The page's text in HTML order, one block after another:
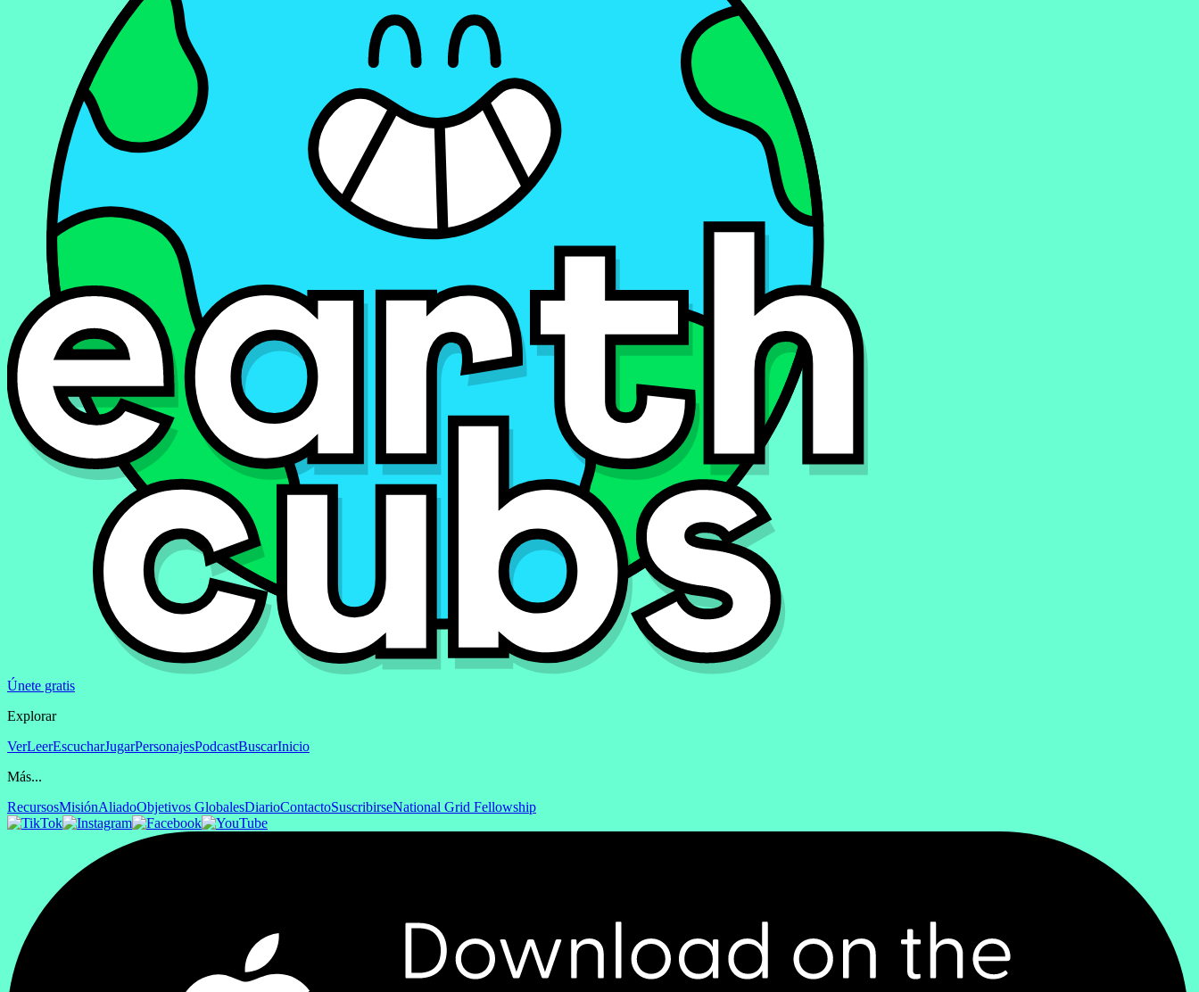
Únete gratis
Explorar
VerLeerEscucharJugarPersonajesPodcastBuscarInicio
Más...
RecursosMisiónAliadoObjetivos GlobalesDiarioContactoSuscribirseNational Grid Fellowship